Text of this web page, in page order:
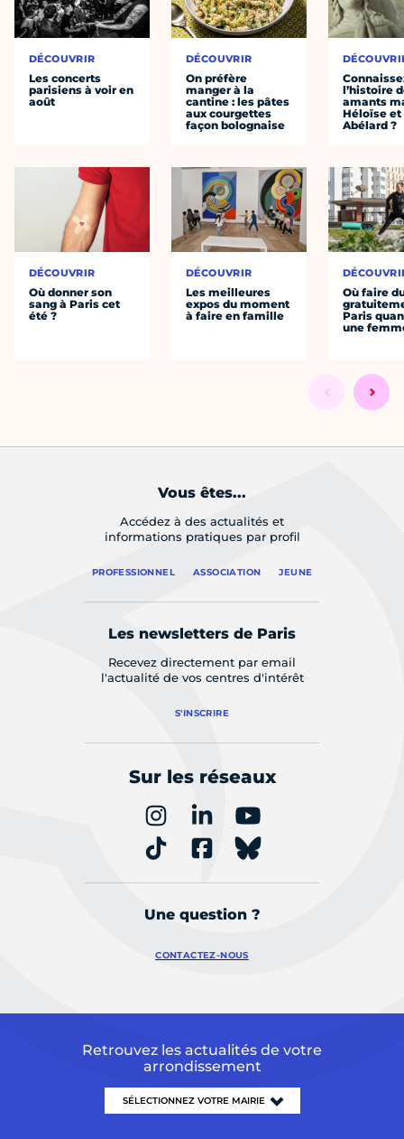
DÉCOUVRIR
Les concerts
parisiens à voir en
août
DÉCOUVRIR
Où donner son
sang à Paris cet
été ?
DÉCOUVRIR
On préfère
manger à la
cantine : les pâtes
aux courgettes
façon bolognaise
DÉCOUVRIR
Les meilleures
expos du moment
à faire en famille
l’histoire
amants
Héloïse et
Abélard ?
Où faire
Paris
une
Vous êtes...
Accédez à des actualités et
informations pratiques par profil
PROFESSIONNEL ASSOCIATION JEUNE
Les newsletters de Paris
Recevez directement par email
l'actualité de vos centres d'intérêt
S'INSCRIRE
Sur les réseaux
Une question ?
CONTACTEZ-NOUS
Retrouvez les actualités de votre
arrondissement